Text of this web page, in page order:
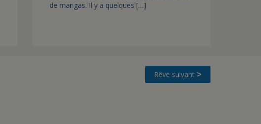
de mangas. Il y a quelques […]
Rêve suivant >